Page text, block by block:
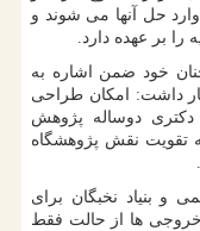
حل آنها می شوند و
بر عهده دارد.
خود ضمن اشاره به
داشت: امکان طراحی
دوساله پژوهش
تقویت نقش پژوهشگاه
و بنیاد نخبگان برای
خروجی ها از حالت فقط